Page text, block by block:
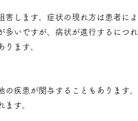
します。症状の現れ方は患者によ
多いですが、病状が進行するにつれ
ます。
疾患が関与することもあります。
す。